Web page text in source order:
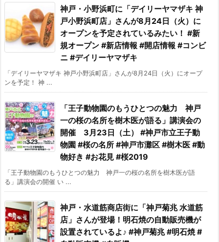
神戸・小野浜町に「デイリーヤマザキ 神
戸小野浜町店」さんが8月24日（火）に
オープンを予定されているみたい！ #新
規オープン #新店情報 #開店情報 #コンビ
ニ #デイリーヤマザキ
「デイリーヤマザキ 神戸小野浜町店」さんが8月24日（火）にオープ
ンを予定！ 神 ...
「王子動物園のもうひとつの魅力 神戸
一の桜の名所を樹木医が語る」講演会の
開催 3月23日（土） #神戸市立王子動
物園 #桜の名所 #神戸市灘区 #樹木医 #動
物好き #お花見 #桜2019
「王子動物園のもうひとつの魅力 神戸一の桜の名所を樹木医が語
る」講演会の開催 い ...
神戸・水道筋商店街に「神戸菊兆 水道筋
店」さんが登場！明石焼の自動販売機が
設置されているよ♪ #神戸菊兆 #明石焼 #